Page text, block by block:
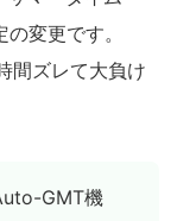
変更です。
間ズレて大負け
GMT機